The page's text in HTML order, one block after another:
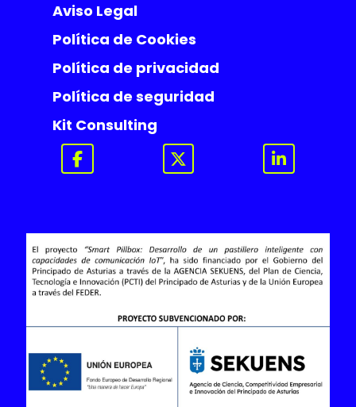
Aviso Legal
Política de Cookies
Política de privacidad
Política de seguridad
Kit Consulting